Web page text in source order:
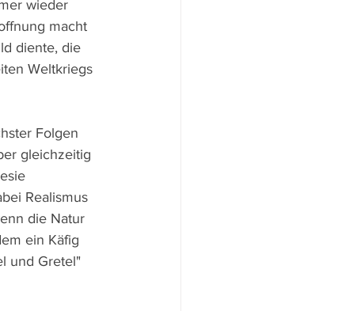
wieder
macht
diente, die
Weltkriegs
Folgen
gleichzeitig
Realismus
die Natur
ein Käfig
und Gretel"